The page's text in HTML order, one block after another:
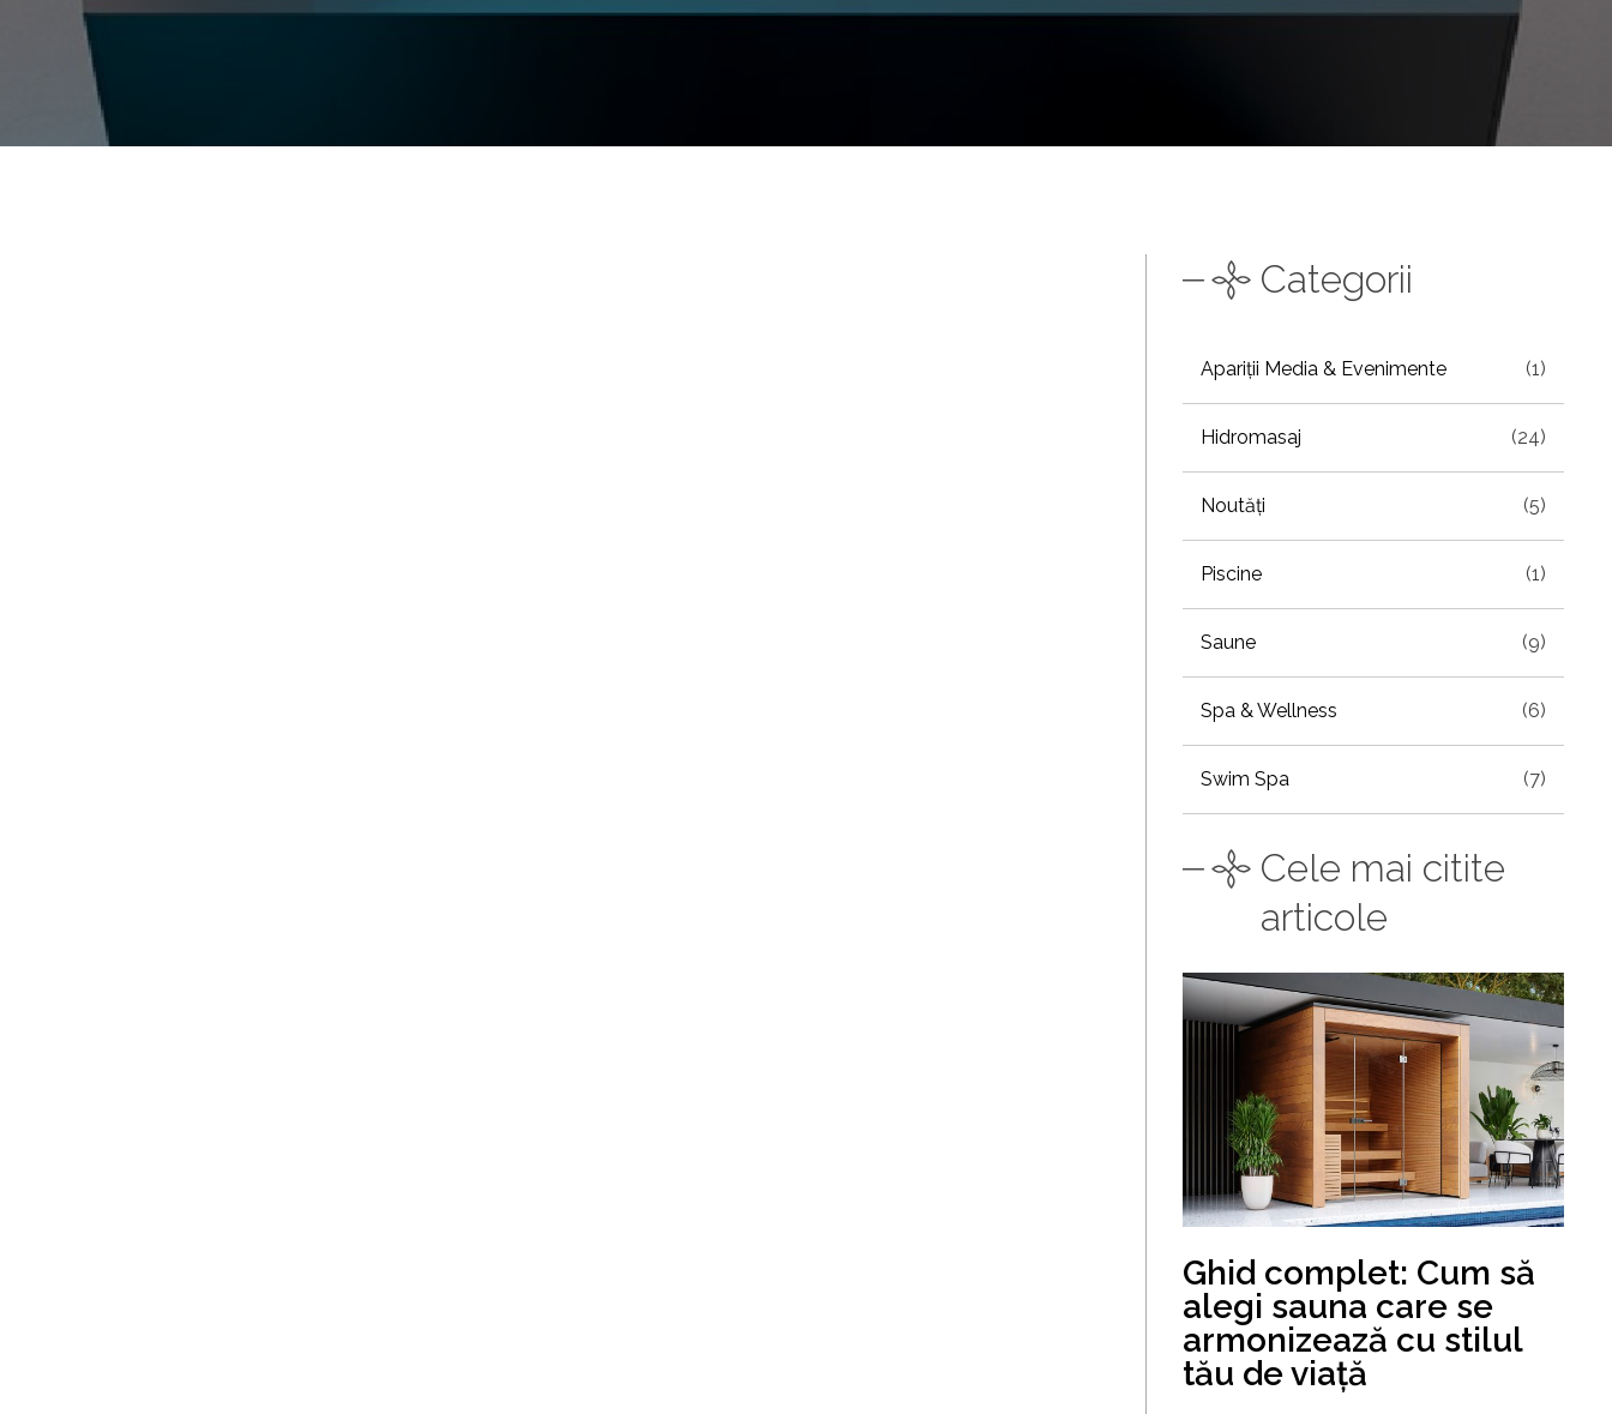
Categorii
Apariții Media & Evenimente (1)
Hidromasaj (24)
Noutăți (5)
Piscine (1)
Saune (9)
Spa & Wellness (6)
Swim Spa (7)
Cele mai citite
articole
Ghid complet: Cum să
alegi sauna care se
armonizează cu stilul
tău de viață